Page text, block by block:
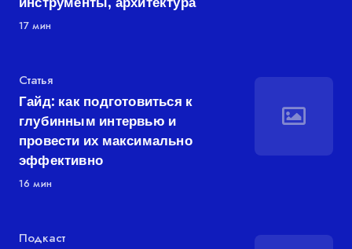
17 мин
Категория
Статья
Гайд: как подготовиться к
глубинным интервью и
провести их максимально
эффективно
16 мин
Категория
Подкаст